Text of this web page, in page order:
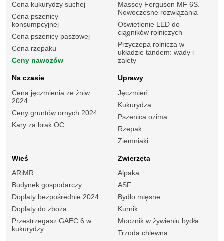
Cena kukurydzy suchej
Cena pszenicy
konsumpcyjnej
Cena pszenicy paszowej
Cena rzepaku
Ceny nawozów
Massey Ferguson MF 6S.
Nowoczesne rozwiązania
Oświetlenie LED do
ciągników rolniczych
Przyczepa rolnicza w
układzie tandem: wady i
zalety
Na czasie
Cena jęczmienia ze żniw
2024
Ceny gruntów ornych 2024
Kary za brak OC
Uprawy
Jęczmień
Kukurydza
Pszenica ozima
Rzepak
Ziemniaki
Wieś
ARiMR
Budynek gospodarczy
Dopłaty bezpośrednie 2024
Dopłaty do zboża
Przestrzegasz GAEC 6 w
kukurydzy
Zwierzęta
Alpaka
ASF
Bydło mięsne
Kurnik
Mocznik w żywieniu bydła
Trzoda chlewna